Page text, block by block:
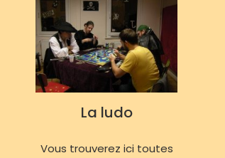
La ludo
Vous trouverez ici toutes